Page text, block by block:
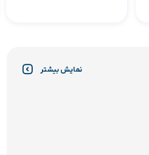
نمایش بیشتر